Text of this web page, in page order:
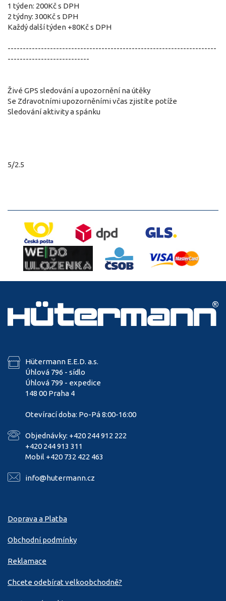
1 týden: 200Kč s DPH
2 týdny: 300Kč s DPH
Každý další týden +80Kč s DPH
---------------------------------------------------------------------
---------------------------
Živé GPS sledování a upozornění na útěky
Se Zdravotními upozorněními včas zjistíte potíže
Sledování aktivity a spánku
5/2.5
Hütermann E.E.D. a.s.
Úhlová 796 - sídlo
Úhlová 799 - expedice
148 00 Praha 4
Otevírací doba: Po-Pá 8:00-16:00
Objednávky: +420 244 912 222
+420 244 913 311
Mobil +420 732 422 463
info@hutermann.cz
Doprava a Platba
Obchodní podmínky
Reklamace
Chcete odebírat velkoobchodně?